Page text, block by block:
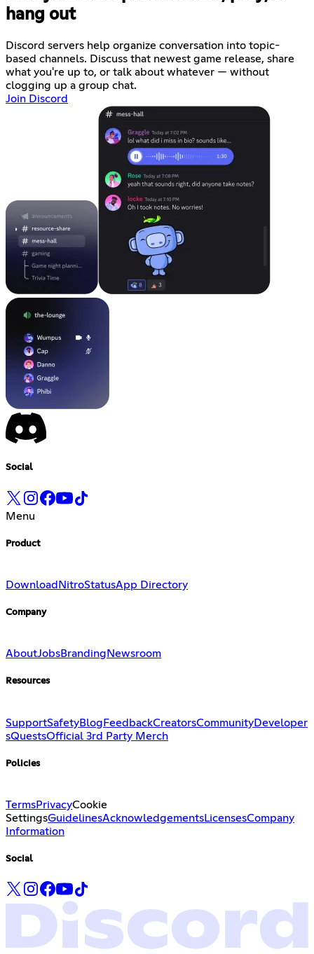
hang out
Discord servers help organize conversation into topic-
based channels. Discuss that newest game release, share
what you're up to, or talk about whatever — without
clogging up a group chat.
Join Discord
Social
Menu
Product
Download NitroStatusApp Directory
Company
AboutJobsBranding Newsroom
Resources
SupportSafetyBlog FeedbackCreatorsCommunityDeveloper
sQuestsOfficial 3rd Party Merch
Policies
TermsPrivacyCookie
SettingsGuidelinesAcknowledgementsLicensesCompany
Information
Social